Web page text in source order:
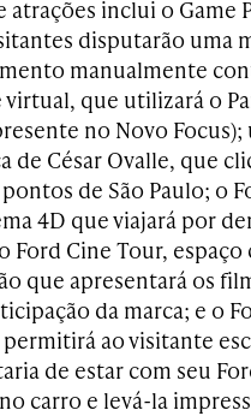
atrações inclui o Game
disputarão uma
manualmente
que utilizará o
no Novo Focus);
de César Ovalle, que
de São Paulo; o
4D que viajará por
Ford Cine Tour,
que apresentará os
da marca; e o
ao visitante
de estar com seu
carro e levá-la